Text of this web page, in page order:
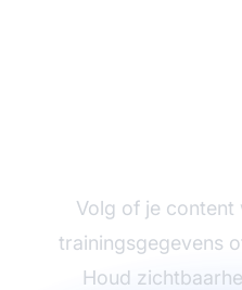
Volg of je
trainingsgegevens
Houd